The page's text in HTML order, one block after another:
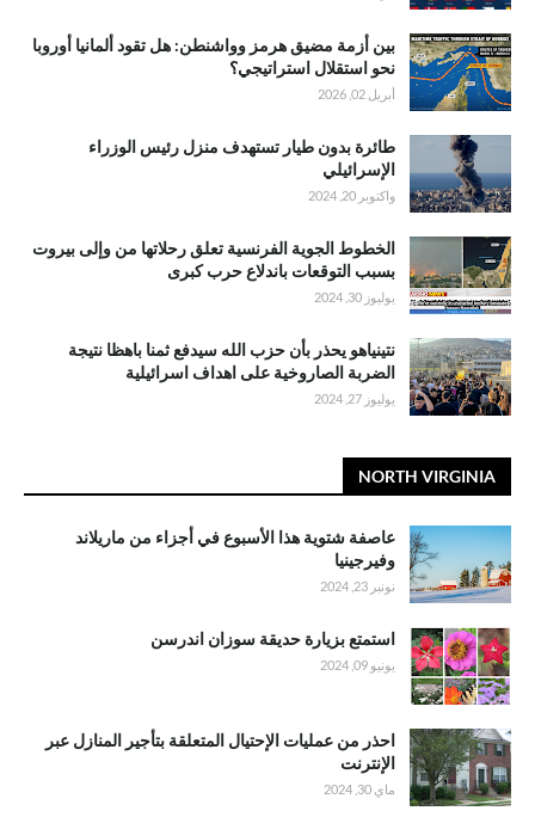
بين أزمة مضيق هرمز وواشنطن: هل تقود ألمانيا أوروبا
نحو استقلال استراتيجي؟
أبريل 02, 2026
طائرة بدون طيار تستهدف منزل رئيس الوزراء
الإسرائيلي
واكتوبر 20, 2024
الخطوط الجوية الفرنسية تعلق رحلاتها من وإلى بيروت
بسبب التوقعات باندلاع حرب كبرى
يوليوز 30, 2024
نتينياهو يحذر بأن حزب الله سيدفع ثمنا باهظا نتيجة
الضربة الصاروخية على اهداف اسرائيلية
يوليوز 27, 2024
NORTH VIRGINIA
عاصفة شتوية هذا الأسبوع في أجزاء من ماريلاند
وفيرجينيا
نونبر 23, 2024
استمتع بزيارة حديقة سوزان اندرسن
يونيو 09, 2024
احذر من عمليات الإحتيال المتعلقة بتأجير المنازل عبر
الإنترنت
ماي 30, 2024